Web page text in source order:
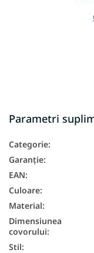
Parametri
Categorie:
Garanţie:
EAN:
Culoare:
Material:
Dimensiunea
covorului:
Stil: